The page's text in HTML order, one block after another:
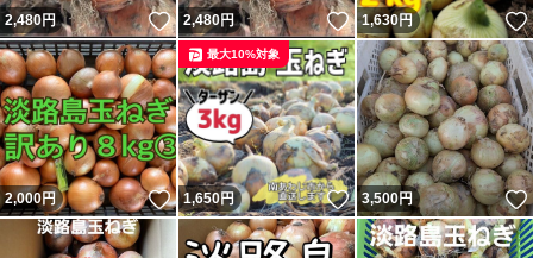
2,480円 いいね！
2,480円 いいね！
1,630円
2,000円 いいね！
1,650円 いいね！
最大10%対象
3,500円